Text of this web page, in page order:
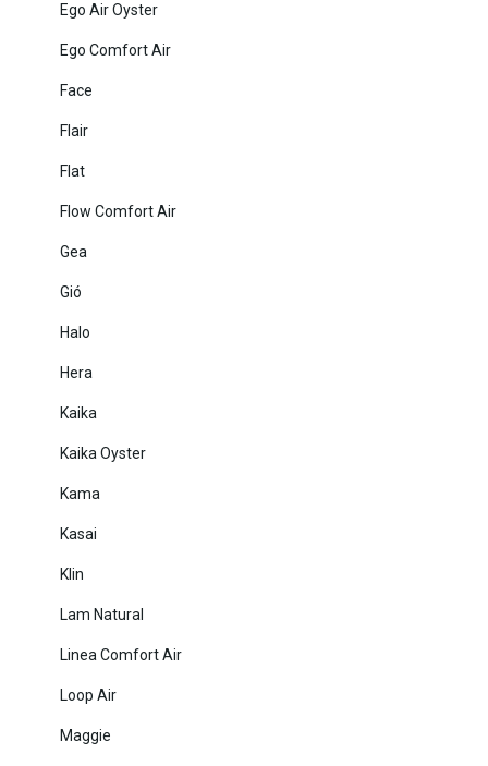
Ego Air Oyster
Ego Comfort Air
Face
Flair
Flat
Flow Comfort Air
Gea
Gió
Halo
Hera
Kaika
Kaika Oyster
Kama
Kasai
Klin
Lam Natural
Linea Comfort Air
Loop Air
Maggie